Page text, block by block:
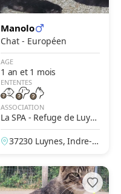
Manolo
Chat - Européen
AGE
1 an et 1 mois
ENTENTES
ASSOCIATION
La SPA - Refuge de Luyn
es – Tours
37230 Luynes, Indre-et